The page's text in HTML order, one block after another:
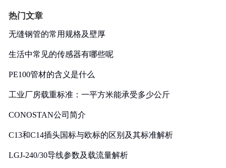
热门文章
无缝钢管的常用规格及壁厚
生活中常见的传感器有哪些呢
PE100管材的含义是什么
工业厂房载重标准：一平方米能承受多少公斤
CONOSTAN公司简介
C13和C14插头国标与欧标的区别及其标准解析
LGJ-240/30导线参数及载流量解析